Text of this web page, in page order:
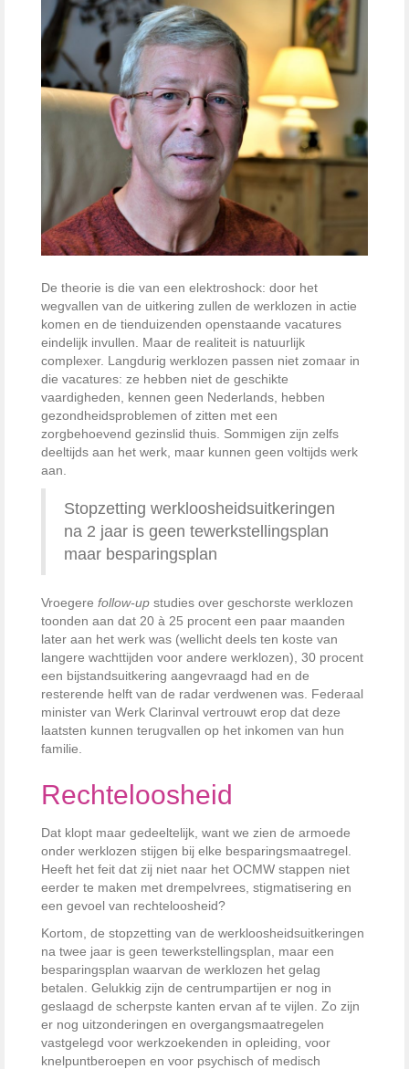
De theorie is die van een elektroshock: door het
wegvallen van de uitkering zullen de werklozen in actie
komen en de tienduizenden openstaande vacatures
eindelijk invullen. Maar de realiteit is natuurlijk
complexer. Langdurig werklozen passen niet zomaar in
die vacatures: ze hebben niet de geschikte
vaardigheden, kennen geen Nederlands, hebben
gezondheidsproblemen of zitten met een
zorgbehoevend gezinslid thuis. Sommigen zijn zelfs
deeltijds aan het werk, maar kunnen geen voltijds werk
aan.
Stopzetting werkloosheidsuitkeringen
na 2 jaar is geen tewerkstellingsplan
maar besparingsplan
Vroegere follow-up studies over geschorste werklozen
toonden aan dat 20 à 25 procent een paar maanden
later aan het werk was (wellicht deels ten koste van
langere wachttijden voor andere werklozen), 30 procent
een bijstandsuitkering aangevraagd had en de
resterende helft van de radar verdwenen was. Federaal
minister van Werk Clarinval vertrouwt erop dat deze
laatsten kunnen terugvallen op het inkomen van hun
familie.
Rechteloosheid
Dat klopt maar gedeeltelijk, want we zien de armoede
onder werklozen stijgen bij elke besparingsmaatregel.
Heeft het feit dat zij niet naar het OCMW stappen niet
eerder te maken met drempelvrees, stigmatisering en
een gevoel van rechteloosheid?
Kortom, de stopzetting van de werkloosheidsuitkeringen
na twee jaar is geen tewerkstellingsplan, maar een
besparingsplan waarvan de werklozen het gelag
betalen. Gelukkig zijn de centrumpartijen er nog in
geslaagd de scherpste kanten ervan af te vijlen. Zo zijn
er nog uitzonderingen en overgangsmaatregelen
vastgelegd voor werkzoekenden in opleiding, voor
knelpuntberoepen en voor psychisch of medisch